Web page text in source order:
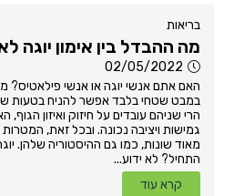
בריאות
מה ההבדל בין אימון יוגה
02/05/2022
האם אתם אנשי יוגה או אנשי פילאטיס?
במבט שטחי בלבד אפשר להניח בטעות
הרי שניהם עובדים על חיזוק ואיזון
גמישות ויציבה נכונה. ובכל זאת,
מאוד שונות, כמו גם ההיסטוריה שלהן.
התחיל? לא ידוע...
קרא עוד